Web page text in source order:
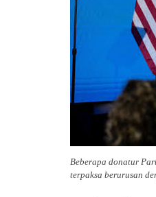
Beberapa donatur
terpaksa berurusan